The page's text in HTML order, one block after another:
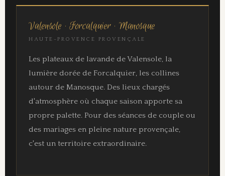
Valensole · Forcalquier · Manosque
HAUTE-PROVENCE PROVENÇALE
Les plateaux de lavande de Valensole, la
lumière dorée de Forcalquier, les collines
autour de Manosque. Des lieux chargés
d'atmosphère où chaque saison apporte sa
propre palette. Pour des séances de couple ou
des mariages en pleine nature provençale,
c'est un territoire extraordinaire.